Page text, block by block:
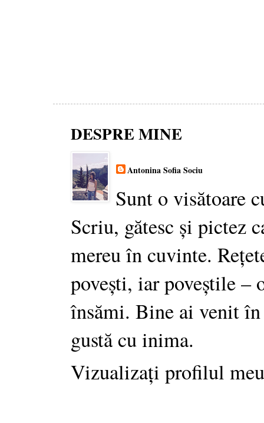
DESPRE MINE
Antonina Sofia Sociu
Sunt o visătoare
Scriu, gătesc și pictez
mereu în cuvinte.
povești, iar poveștile –
însămi. Bine ai venit
gustă cu inima.
Vizualizați profilul